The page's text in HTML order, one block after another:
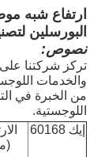
البورسلين
نصوص:
تركز شركتنا على
والخدمات
من الخبرة في
اللوجستية.
إيك 60168